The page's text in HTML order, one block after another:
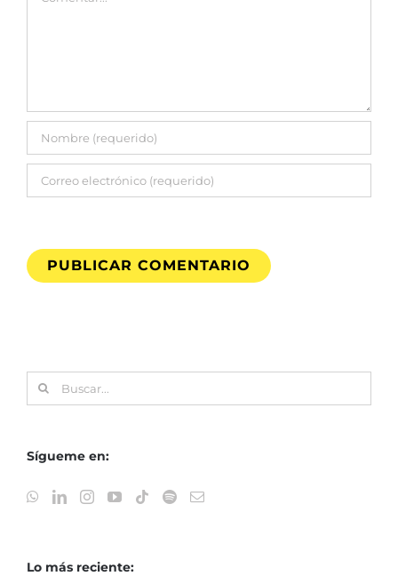
Buscar:
Sígueme en:
Lo más reciente: